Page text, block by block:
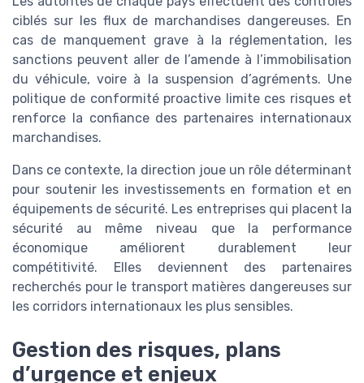
ciblés sur les flux de marchandises dangereuses. En
cas de manquement grave à la réglementation, les
sanctions peuvent aller de l’amende à l’immobilisation
du véhicule, voire à la suspension d’agréments. Une
politique de conformité proactive limite ces risques et
renforce la confiance des partenaires internationaux
marchandises.
Dans ce contexte, la direction joue un rôle déterminant
pour soutenir les investissements en formation et en
équipements de sécurité. Les entreprises qui placent la
sécurité au même niveau que la performance
économique améliorent durablement leur
compétitivité. Elles deviennent des partenaires
recherchés pour le transport matières dangereuses sur
les corridors internationaux les plus sensibles.
Gestion des risques, plans
d’urgence et enjeux